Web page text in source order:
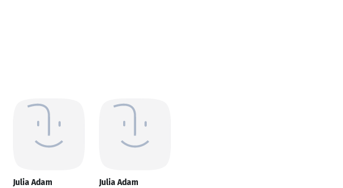
Julia Adam Julia Adam